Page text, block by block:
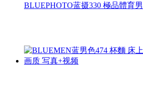
BLUEPHOTO蓝摄330 極品體育